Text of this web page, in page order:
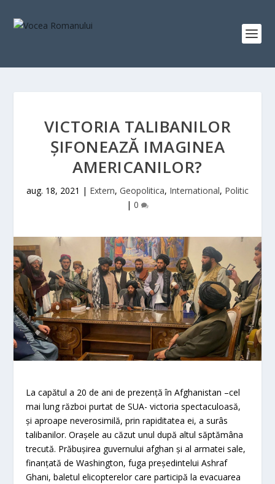
VICTORIA TALIBANILOR
ŞIFONEAZĂ IMAGINEA
AMERICANILOR?
aug. 18, 2021 | Extern, Geopolitica, International, Politic
| 0
La capătul a 20 de ani de prezenţă în Afghanistan –cel
mai lung război purtat de SUA- victoria spectaculoasă,
şi aproape neverosimilă, prin rapiditatea ei, a surâs
talibanilor. Oraşele au căzut unul după altul săptămâna
trecută. Prăbuşirea guvernului afghan şi al armatei sale,
finanţată de Washington, fuga preşedintelui Ashraf
Ghani, baletul elicopterelor care participă la evacuarea